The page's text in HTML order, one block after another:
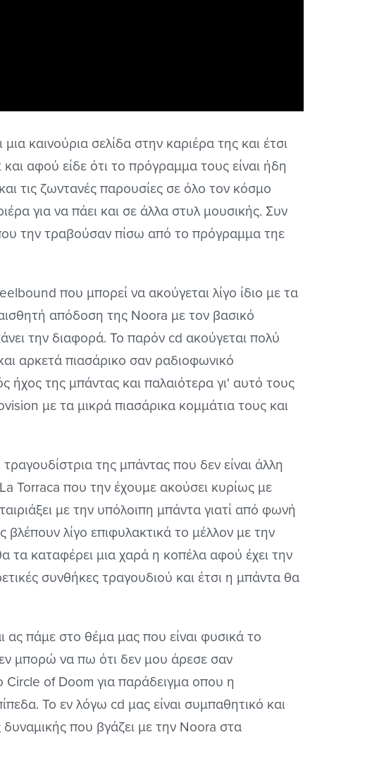
καινούρια σελίδα στην καριέρα της και έτσι
αφού είδε ότι το πρόγραμμα τους είναι ήδη
τις ζωντανές παρουσίες σε όλο τον κόσμο
για να πάει και σε άλλα στυλ μουσικής. Συν
την τραβούσαν πίσω από το πρόγραμμα τηε
που μπορεί να ακούγεται λίγο ίδιο με τα
απόδοση της Noora με τον βασικό
την διαφορά. Το παρόν cd ακούγεται πολύ
αρκετά πιασάρικο σαν ραδιοφωνικό
ήχος της μπάντας και παλαιότερα γι' αυτό τους
με τα μικρά πιασάρικα κομμάτια τους και
της μπάντας που δεν είναι άλλη
Torraca που την έχουμε ακούσει κυρίως με
με την υπόλοιπη μπάντα γιατί από φωνή
βλέπουν λίγο επιφυλακτικά το μέλλον με την
τα καταφέρει μια χαρά η κοπέλα αφού έχει την
συνθήκες τραγουδιού και έτσι η μπάντα θα
ας πάμε στο θέμα μας που είναι φυσικά το
μπορώ να πω ότι δεν μου άρεσε σαν
Circle of Doom για παράδειγμα οπου η
Το εν λόγω cd μας είναι συμπαθητικό και
που βγάζει με την Noora στα